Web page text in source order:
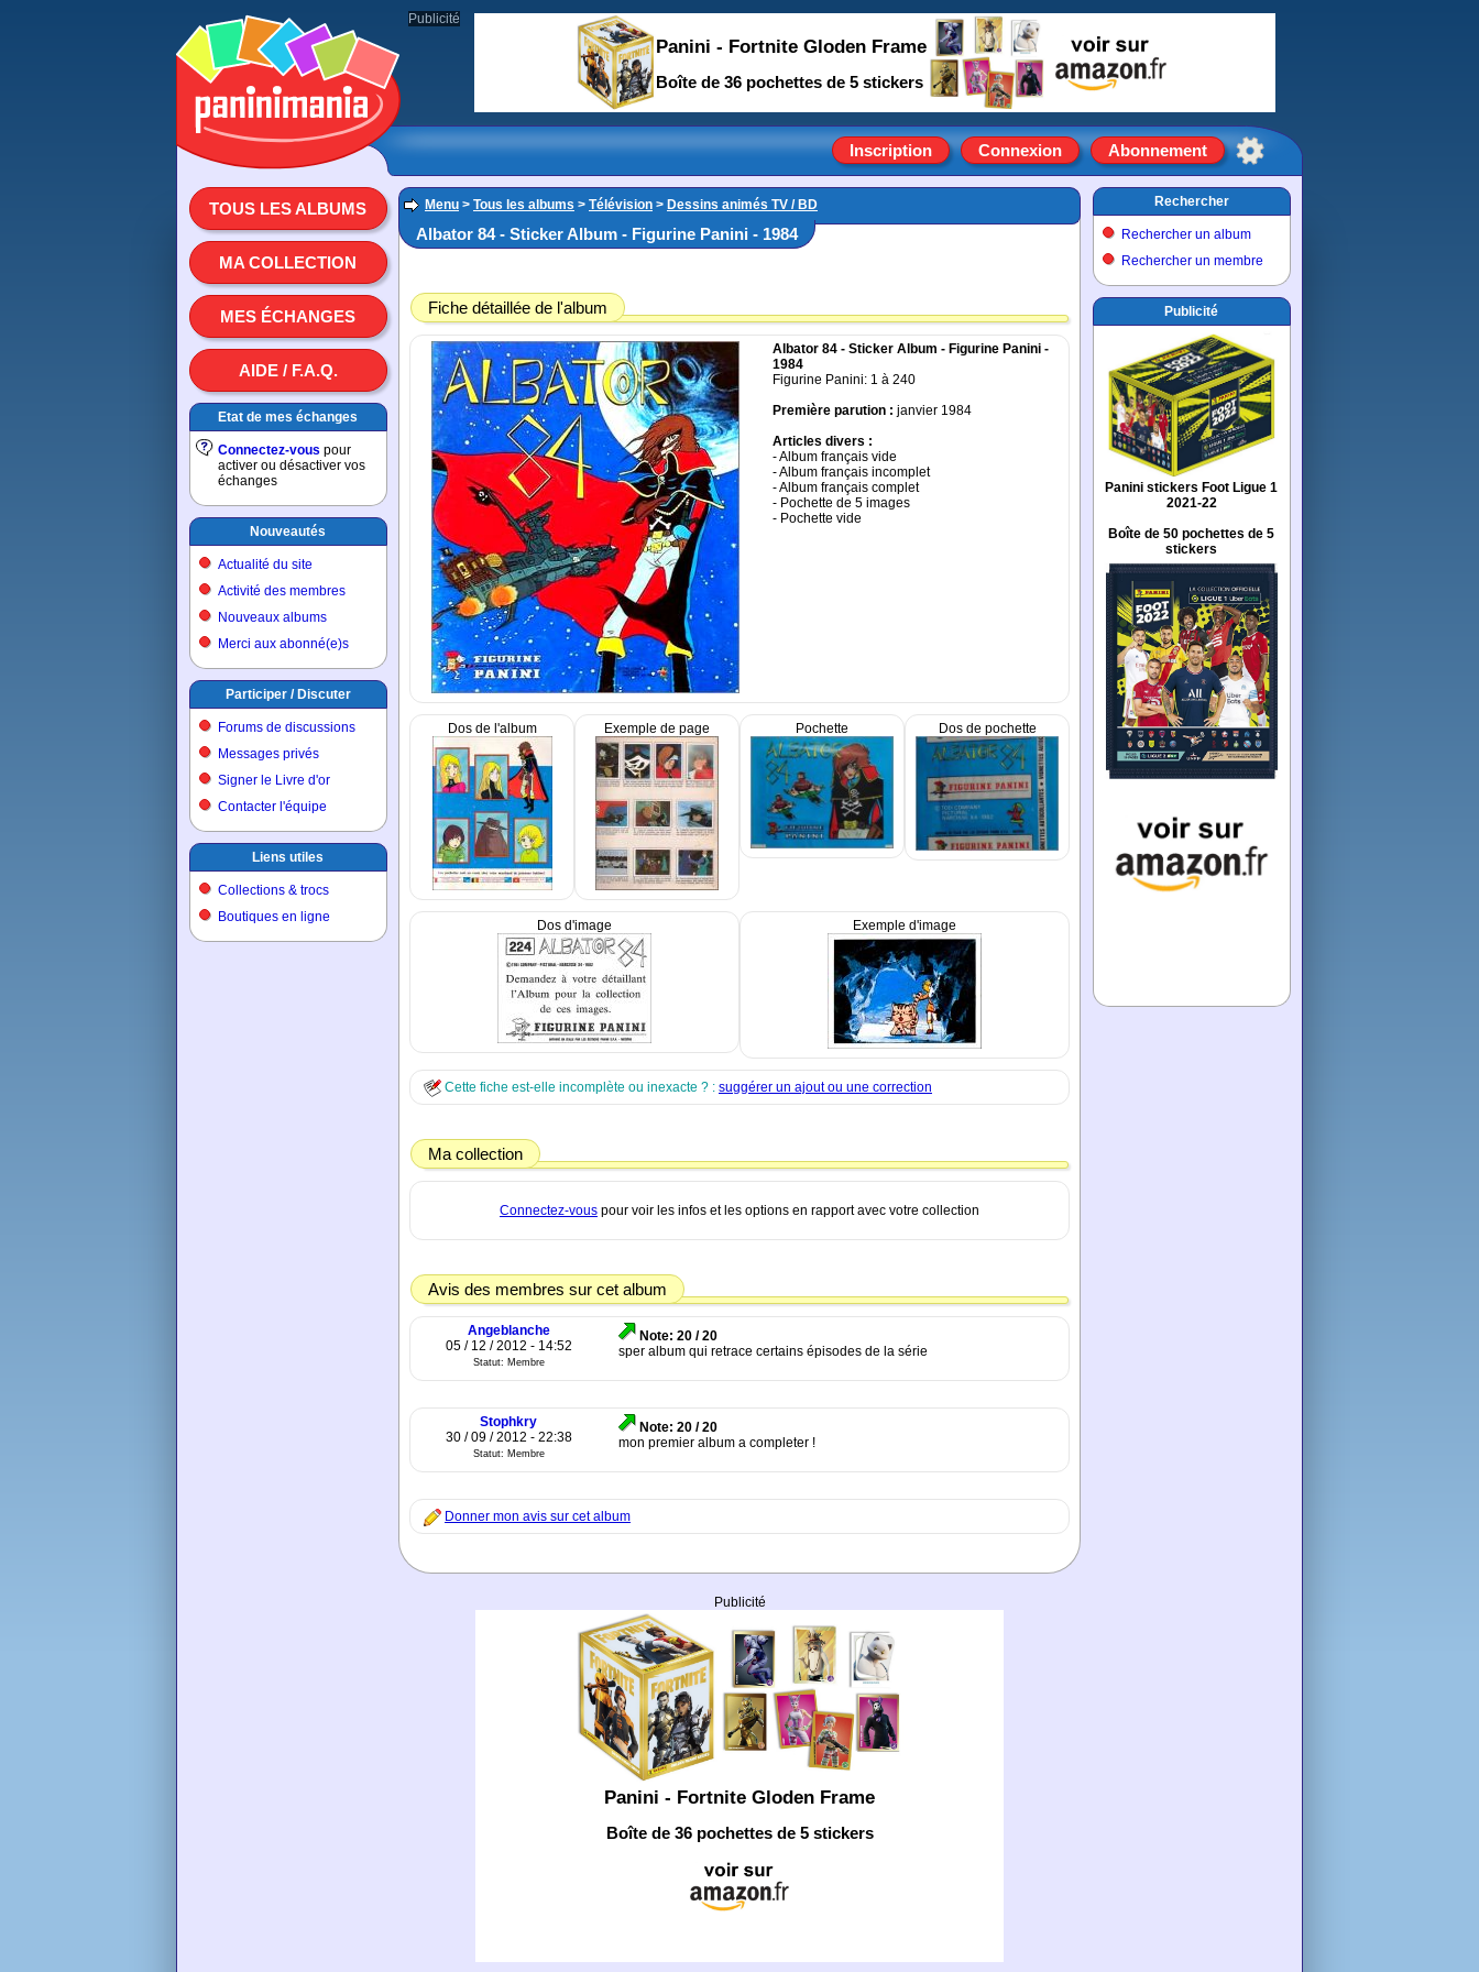
Inscription Connexion Abonnement
TOUS LES ALBUMS
MA COLLECTION
MES ÉCHANGES
AIDE / F.A.Q.
Etat de mes échanges
Connectez-vous pour
activer ou désactiver vos
échanges
Nouveautés
Actualité du site
Activité des membres
Nouveaux albums
Merci aux abonné(e)s
Participer / Discuter
Forums de discussions
Messages privés
Signer le Livre d'or
Contacter l'équipe
Liens utiles
Collections & trocs
Boutiques en ligne
Menu > Tous les albums > Télévision > Dessins animés TV / BD
Albator 84 - Sticker Album - Figurine Panini - 1984
Fiche détaillée de l'album
Albator 84 - Sticker Album - Figurine Panini -
1984
Figurine Panini: 1 à 240
Première parution : janvier 1984
Articles divers :
- Album français vide
- Album français incomplet
- Album français complet
- Pochette de 5 images
- Pochette vide
Dos de l'album Exemple de page Pochette Dos de pochette
Dos d'image Exemple d'image
Cette fiche est-elle incomplète ou inexacte ? : suggérer un ajout ou une correction
Ma collection
Connectez-vous pour voir les infos et les options en rapport avec votre collection
Avis des membres sur cet album
Angeblanche
05 / 12 / 2012 - 14:52
Statut: Membre
Note: 20 / 20
sper album qui retrace certains épisodes de la série
Stophkry
30 / 09 / 2012 - 22:38
Statut: Membre
Note: 20 / 20
mon premier album a completer !
Donner mon avis sur cet album
Publicité
Panini - Fortnite Gloden Frame
Boîte de 36 pochettes de 5 stickers
Rechercher
Rechercher un album
Rechercher un membre
Publicité
Panini stickers Foot Ligue 1
2021-22
Boîte de 50 pochettes de 5
stickers
Publicité
Panini - Fortnite Gloden Frame
Boîte de 36 pochettes de 5 stickers